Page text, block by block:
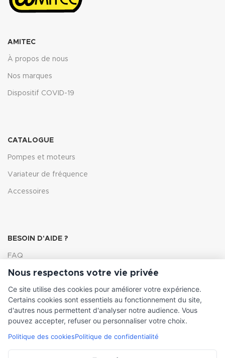
AMITEC
À propos de nous
Nos marques
Dispositif COVID-19
CATALOGUE
Pompes et moteurs
Variateur de fréquence
Accessoires
BESOIN D'AIDE ?
FAQ
Lexique
Comment choisir ma pompe
INFORMATIONS LÉGALES
Nous respectons votre vie privée
Ce site utilise des cookies pour améliorer votre expérience.
Certains cookies sont essentiels au fonctionnement du site,
d'autres nous permettent d'analyser notre audience. Vous
pouvez accepter, refuser ou personnaliser votre choix.
Politique des cookiesPolitique de confidentialité